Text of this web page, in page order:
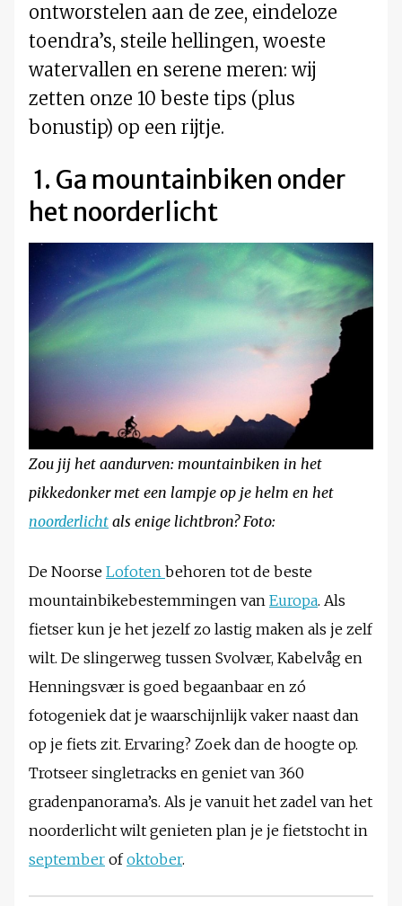
ontworstelen aan de zee, eindeloze
toendra’s, steile hellingen, woeste
watervallen en serene meren: wij
zetten onze 10 beste tips (plus
bonustip) op een rijtje.
1. Ga mountainbiken onder
het noorderlicht
Zou jij het aandurven: mountainbiken in het
pikkedonker met een lampje op je helm en het
noorderlicht als enige lichtbron? Foto:
De Noorse Lofoten behoren tot de beste
mountainbikebestemmingen van Europa. Als
fietser kun je het jezelf zo lastig maken als je zelf
wilt. De slingerweg tussen Svolvær, Kabelvåg en
Henningsvær is goed begaanbaar en zó
fotogeniek dat je waarschijnlijk vaker naast dan
op je fiets zit. Ervaring? Zoek dan de hoogte op.
Trotseer singletracks en geniet van 360
gradenpanorama’s. Als je vanuit het zadel van het
noorderlicht wilt genieten plan je je fietstocht in
september ofoktober.